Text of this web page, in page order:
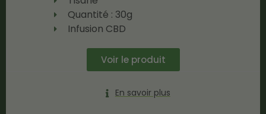
Quantité : 30g
Infusion CBD
Voir le produit
En savoir plus